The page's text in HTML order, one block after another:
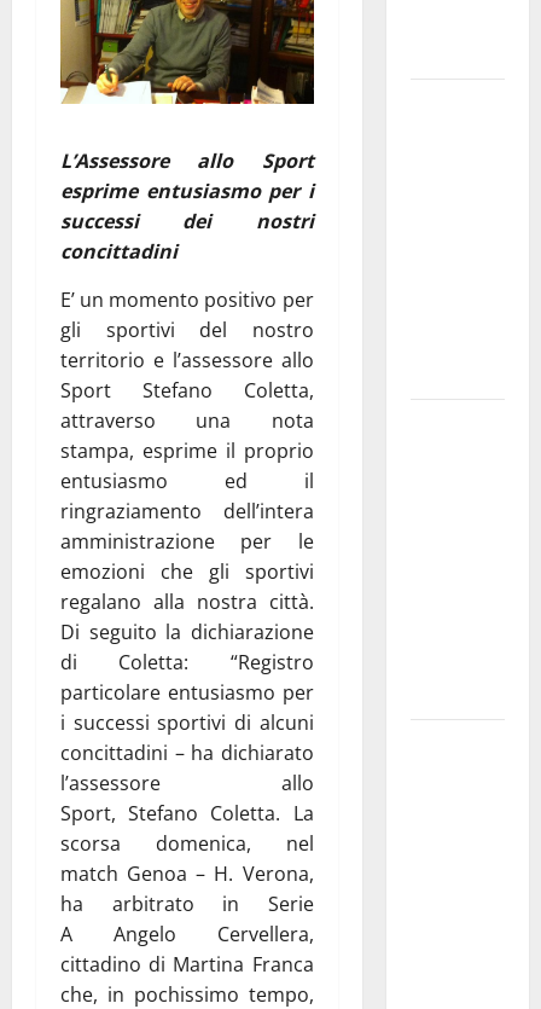
L’Assessore allo Sport
esprime entusiasmo per i
successi dei nostri
concittadini
E’ un momento positivo per
gli sportivi del nostro
territorio e l’assessore allo
Sport Stefano Coletta,
attraverso una nota
stampa, esprime il proprio
entusiasmo ed il
ringraziamento dell’intera
amministrazione per le
emozioni che gli sportivi
regalano alla nostra città.
Di seguito la dichiarazione
di Coletta: “Registro
particolare entusiasmo per
i successi sportivi di alcuni
concittadini – ha dichiarato
l’assessore allo
Sport, Stefano Coletta. La
scorsa domenica, nel
match Genoa – H. Verona,
ha arbitrato in Serie
A Angelo Cervellera,
cittadino di Martina Franca
che, in pochissimo tempo,